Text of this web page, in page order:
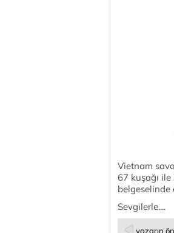
Vietnam
67 kuşağı ile
belgeselinde
Sevgilerle....
yazarın